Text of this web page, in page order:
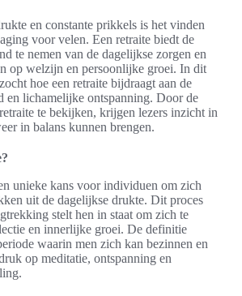
en constante prikkels is het vinden
voor velen. Een retraite biedt de
te nemen van de dagelijkse zorgen en
op welzijn en persoonlijke groei. In dit
hoe een retraite bijdraagt aan de
en lichamelijke ontspanning. Door de
te bekijken, krijgen lezers inzicht in
in balans kunnen brengen.
unieke kans voor individuen om zich
uit de dagelijkse drukte. Dit proces
stelt hen in staat om zich te
en innerlijke groei. De definitie
waarin men zich kan bezinnen en
op meditatie, ontspanning en